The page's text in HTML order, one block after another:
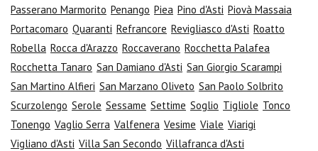
Passerano Marmorito Penango Piea Pino d'Asti Piovà Massaia
Portacomaro Quaranti Refrancore Revigliasco d'Asti Roatto
Robella Rocca d'Arazzo Roccaverano Rocchetta Palafea
Rocchetta Tanaro San Damiano d'Asti San Giorgio Scarampi
San Martino Alfieri San Marzano Oliveto San Paolo Solbrito
Scurzolengo Serole Sessame Settime Soglio Tigliole Tonco
Tonengo Vaglio Serra Valfenera Vesime Viale Viarigi
Vigliano d'Asti Villa San Secondo Villafranca d'Asti